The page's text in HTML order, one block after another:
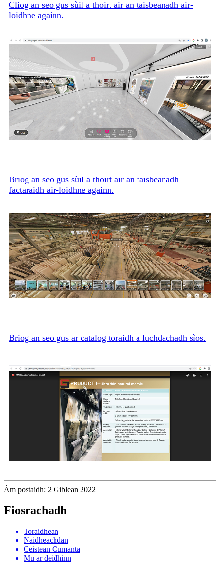
Cliog an seo gus sùil a thoirt air an taisbeanadh air-
loidhne againn.
Briog an seo gus sùil a thoirt air an taisbeanadh
factaraidh air-loidhne againn.
Briog an seo gus ar catalog toraidh a luchdachadh sìos.
Àm postaidh: 2 Giblean 2022
Fiosrachadh
Toraidhean
Naidheachdan
Ceistean Cumanta
Mu ar deidhinn